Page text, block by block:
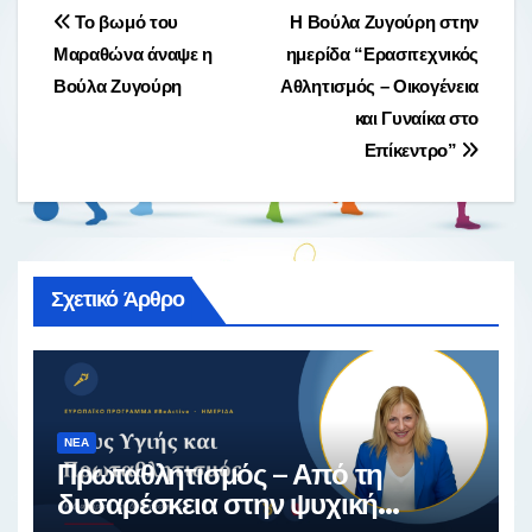
e
b
o
er
Πλοήγηση
άρθρων
Η Βούλα Ζυγούρη στην
ημερίδα “Ερασιτεχνικός
Αθλητισμός – Οικογένεια
και Γυναίκα στο
Επίκεντρο”
Το βωμό του
Μαραθώνα άναψε η
Βούλα Ζυγούρη
Σχετικό Άρθρο
ΝΈΑ
Πρωταθλητισμός – Από τη
δυσαρέσκεια στην ψυχική